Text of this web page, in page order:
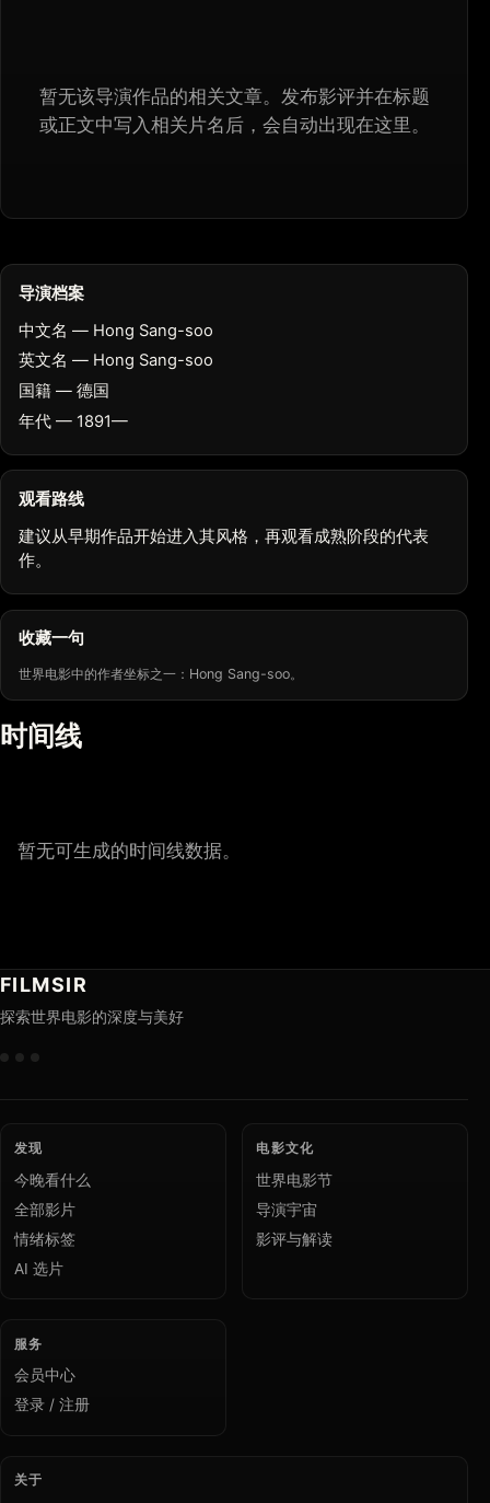
暂无该导演作品的相关文章。发布影评并在标题
或正文中写入相关片名后，会自动出现在这里。
导演档案
中文名 — Hong Sang-soo
英文名 — Hong Sang-soo
国籍 — 德国
年代 — 1891—
观看路线
建议从早期作品开始进入其风格，再观看成熟阶段的代表
作。
收藏一句
世界电影中的作者坐标之一：Hong Sang-soo。
时间线
暂无可生成的时间线数据。
FILMSIR
探索世界电影的深度与美好
发现
今晚看什么
全部影片
情绪标签
AI 选片
电影文化
世界电影节
导演宇宙
影评与解读
服务
会员中心
登录 / 注册
关于